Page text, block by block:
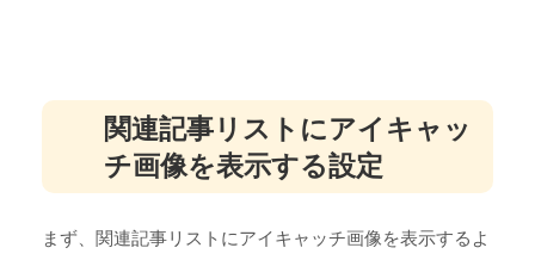
関連記事リストにアイキャッ
チ画像を表示する設定
まず、関連記事リストにアイキャッチ画像を表示するよ